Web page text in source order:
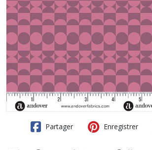
Partager Enregistrer